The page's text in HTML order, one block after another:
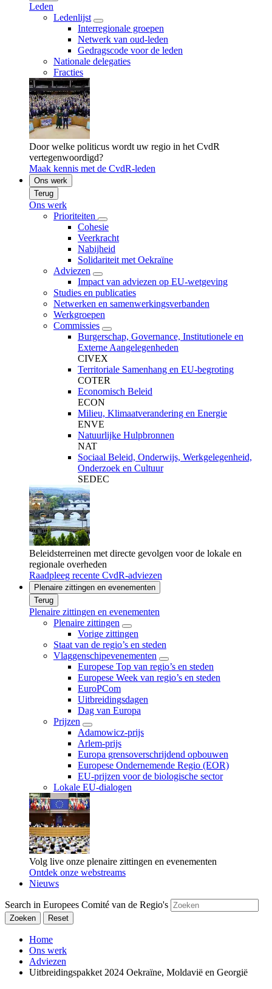
Leden
Ledenlijst
Interregionale groepen
Netwerk van oud-leden
Gedragscode voor de leden
Nationale delegaties
Fracties
Door welke politicus wordt uw regio in het CvdR
vertegenwoordigd?
Maak kennis met de CvdR-leden
Ons werk
Terug
Ons werk
Prioriteiten
Cohesie
Veerkracht
Nabijheid
Solidariteit met Oekraïne
Adviezen
Impact van adviezen op EU-wetgeving
Studies en publicaties
Netwerken en samenwerkingsverbanden
Werkgroepen
Commissies
Burgerschap, Governance, Institutionele en
Externe Aangelegenheden
CIVEX
Territoriale Samenhang en EU-begroting
COTER
Economisch Beleid
ECON
Milieu, Klimaatverandering en Energie
ENVE
Natuurlijke Hulpbronnen
NAT
Sociaal Beleid, Onderwijs, Werkgelegenheid,
Onderzoek en Cultuur
SEDEC
Beleidsterreinen met directe gevolgen voor de lokale en
regionale overheden
Raadpleeg recente CvdR-adviezen
Plenaire zittingen en evenementen
Terug
Plenaire zittingen en evenementen
Plenaire zittingen
Vorige zittingen
Staat van de regio’s en steden
Vlaggenschipevenementen
Europese Top van regio’s en steden
Europese Week van regio’s en steden
EuroPCom
Uitbreidingsdagen
Dag van Europa
Prijzen
Adamowicz-prijs
Arlem-prijs
Europa grensoverschrijdend opbouwen
Europese Ondernemende Regio (EOR)
EU-prijzen voor de biologische sector
Lokale EU-dialogen
Volg live onze plenaire zittingen en evenementen
Ontdek onze webstreams
Nieuws
Search in Europees Comité van de Regio's
Zoeken Reset
Home
Ons werk
Adviezen
Uitbreidingspakket 2024 Oekraïne, Moldavië en Georgië